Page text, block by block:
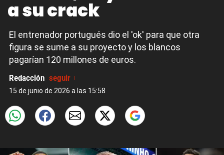
a su crack
El entrenador portugués dio el 'ok' para que otra
figura se sume a su proyecto y los blancos
pagarían 120 millones de euros.
Redacción seguir +
15 de junio de 2026 a las 15:58